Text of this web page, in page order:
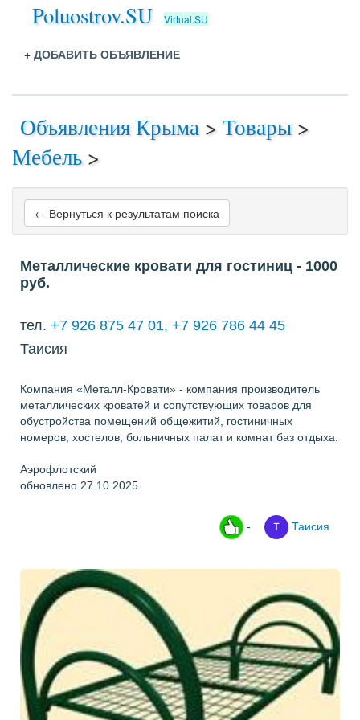
Poluostrov.SU Virtual.SU
+ ДОБАВИТЬ ОБЪЯВЛЕНИЕ
Объявления Крыма > Товары >
Мебель>
← Вернуться к результатам поиска
Металлические кровати для гостиниц - 1000
руб.
тел. +7 926 875 47 01, +7 926 786 44 45
Таисия
Компания «Металл-Кровати» - компания производитель
металлических кроватей и сопутствующих товаров для
обустройства помещений общежитий, гостиничных
номеров, хостелов, больничных палат и комнат баз отдыха.
Аэрофлотский
обновлено 27.10.2025
- Таисия